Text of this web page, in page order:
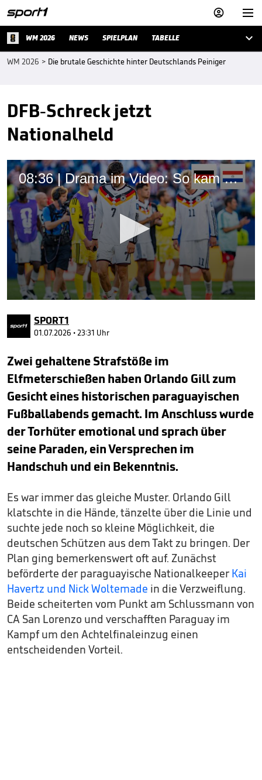


WM 2026 NEWS SPIELPLAN TABELLE 
WM 2026 > Die brutale Geschichte hinter Deutschlands Peiniger
DFB-Schreck jetzt
Nationalheld
08:36 | Drama im Video: So kam es zum deutschen WM-Debakel
seconds
of
minutes,
seconds
SPORT1
01.07.2026 • 23:31 Uhr
Zwei gehaltene Strafstöße im
Elfmeterschießen haben Orlando Gill zum
Gesicht eines historischen paraguayischen
Fußballabends gemacht. Im Anschluss wurde
der Torhüter emotional und sprach über
seine Paraden, ein Versprechen im
Handschuh und ein Bekenntnis.
Es war immer das gleiche Muster. Orlando Gill
klatschte in die Hände, tänzelte über die Linie und
suchte jede noch so kleine Möglichkeit, die
deutschen Schützen aus dem Takt zu bringen. Der
Plan ging bemerkenswert oft auf. Zunächst
beförderte der paraguayische Nationalkeeper Kai
Havertz und Nick Woltemade in die Verzweiflung.
Beide scheiterten vom Punkt am Schlussmann von
CA San Lorenzo und verschafften Paraguay im
Kampf um den Achtelfinaleinzug einen
entscheidenden Vorteil.